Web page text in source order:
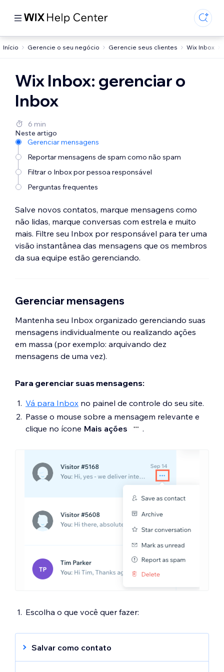
Início Gerencie o seu negócio Gerencie seus clientes Wix Inbox
Wix Inbox: gerenciar o
Inbox
6 min
Neste artigo
Gerenciar mensagens
Reportar mensagens de spam como não spam
Filtrar o Inbox por pessoa responsável
Perguntas frequentes
Salve novos contatos, marque mensagens como
não lidas, marque conversas com estrela e muito
mais. Filtre seu Inbox por responsável para ter uma
visão instantânea das mensagens que os membros
da sua equipe estão gerenciando.
Gerenciar mensagens
Mantenha seu Inbox organizado gerenciando suas
mensagens individualmente ou realizando ações
em massa (por exemplo: arquivando dez
mensagens de uma vez).
Para gerenciar suas mensagens:
Vá para Inbox no painel de controle do seu site.
Passe o mouse sobre a mensagem relevante e
clique no ícone Mais ações .
Escolha o que você quer fazer:
Salvar como contato
Observação:essa opção só aparecerá se a